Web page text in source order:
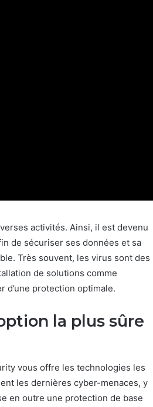
activités. Ainsi, il est devenu
de sécuriser ses données et sa
Très souvent, les virus sont des
de solutions comme
d’une protection optimale.
la plus sûre
vous offre les technologies les
les dernières cyber-menaces, y
en outre une protection de base